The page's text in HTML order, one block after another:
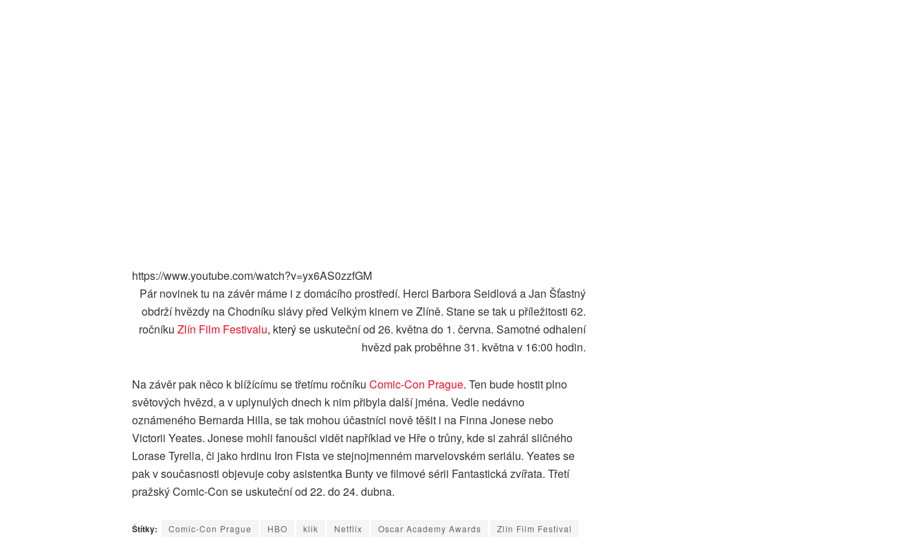
https://www.youtube.com/watch?v=yx6AS0zzfGM
Pár novinek tu na závěr máme i z domácího prostředí. Herci Barbora Seidlová a Jan Šťastný
obdrží hvězdy na Chodníku slávy před Velkým kinem ve Zlíně. Stane se tak u příležitosti 62.
ročníku Zlín Film Festivalu, který se uskuteční od 26. května do 1. června. Samotné odhalení
hvězd pak proběhne 31. května v 16:00 hodin.
Na závěr pak něco k blížícímu se třetímu ročníku Comic-Con Prague. Ten bude hostit plno
světových hvězd, a v uplynulých dnech k nim přibyla další jména. Vedle nedávno
oznámeného Bernarda Hilla, se tak mohou účastníci nově těšit i na Finna Jonese nebo
Victorii Yeates. Jonese mohli fanoušci vidět například ve Hře o trůny, kde si zahrál sličného
Lorase Tyrella, či jako hrdinu Iron Fista ve stejnojmenném marvelovském seriálu. Yeates se
pak v současnosti objevuje coby asistentka Bunty ve filmové sérii Fantastická zvířata. Třetí
pražský Comic-Con se uskuteční od 22. do 24. dubna.
Štítky: Comic-Con Prague HBO klik Netflix Oscar Academy Awards Zlín Film Festival